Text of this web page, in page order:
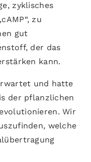
zyklisches
zu
gut
der das
kann.
und hatte
der pflanzlichen
Wir
welche